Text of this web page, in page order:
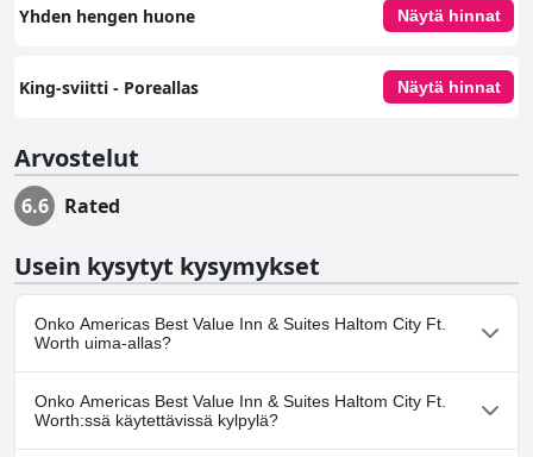
Yhden hengen huone Näytä hinnat
King-sviitti - Poreallas Näytä hinnat
Arvostelut
6.6 Rated
Usein kysytyt kysymykset
Onko Americas Best Value Inn & Suites Haltom City Ft.
Worth uima-allas?
Ei, Americas Best Value Inn & Suites Haltom City Ft. Worth ei ole
uima-allasta.
Onko Americas Best Value Inn & Suites Haltom City Ft.
Worth:ssä käytettävissä kylpylä?